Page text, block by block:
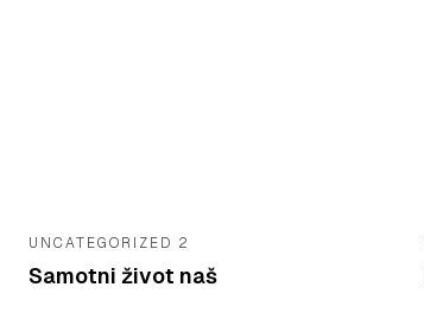
UNCATEGORIZED 2
Samotni život naš